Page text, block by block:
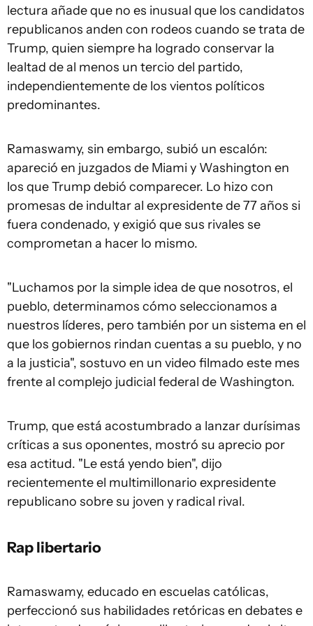
lectura añade que no es inusual que los candidatos
republicanos anden con rodeos cuando se trata de
Trump, quien siempre ha logrado conservar la
lealtad de al menos un tercio del partido,
independientemente de los vientos políticos
predominantes.
Ramaswamy, sin embargo, subió un escalón:
apareció en juzgados de Miami y Washington en
los que Trump debió comparecer. Lo hizo con
promesas de indultar al expresidente de 77 años si
fuera condenado, y exigió que sus rivales se
comprometan a hacer lo mismo.
"Luchamos por la simple idea de que nosotros, el
pueblo, determinamos cómo seleccionamos a
nuestros líderes, pero también por un sistema en el
que los gobiernos rindan cuentas a su pueblo, y no
a la justicia", sostuvo en un video filmado este mes
frente al complejo judicial federal de Washington.
Trump, que está acostumbrado a lanzar durísimas
críticas a sus oponentes, mostró su aprecio por
esa actitud. "Le está yendo bien", dijo
recientemente el multimillonario expresidente
republicano sobre su joven y radical rival.
Rap libertario
Ramaswamy, educado en escuelas católicas,
perfeccionó sus habilidades retóricas en debates e